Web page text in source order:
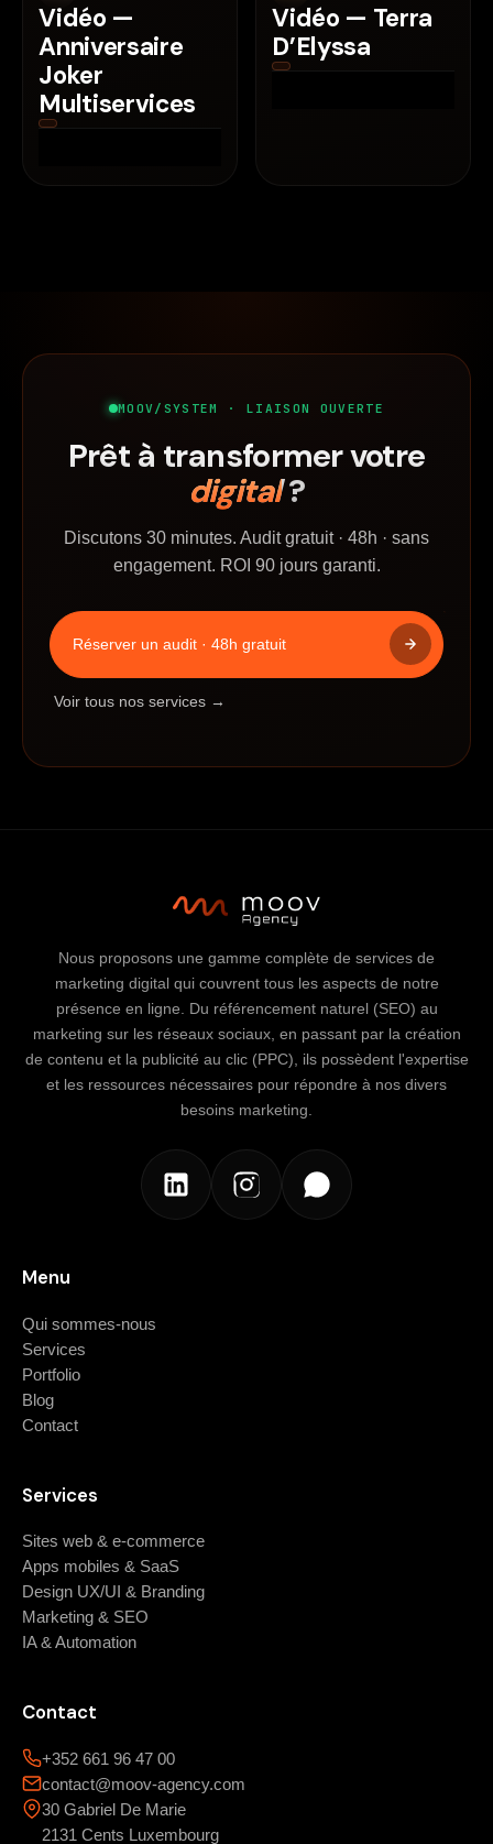
Vidéo —
Anniversaire
Joker
Multiservices
Vidéo — Terra
D’Elyssa
MOOV/SYSTEM · LIAISON OUVERTE
Prêt à transformer votre
digital?
Discutons 30 minutes. Audit gratuit · 48h · sans
engagement. ROI 90 jours garanti.
Réserver un audit · 48h gratuit
Voir tous nos services →
Nous proposons une gamme complète de services de
marketing digital qui couvrent tous les aspects de notre
présence en ligne. Du référencement naturel (SEO) au
marketing sur les réseaux sociaux, en passant par la création
de contenu et la publicité au clic (PPC), ils possèdent l'expertise
et les ressources nécessaires pour répondre à nos divers
besoins marketing.
Menu
Qui sommes-nous
Services
Portfolio
Blog
Contact
Services
Sites web & e-commerce
Apps mobiles & SaaS
Design UX/UI & Branding
Marketing & SEO
IA & Automation
Contact
+352 661 96 47 00
contact@moov-agency.com
30 Gabriel De Marie
2131 Cents Luxembourg